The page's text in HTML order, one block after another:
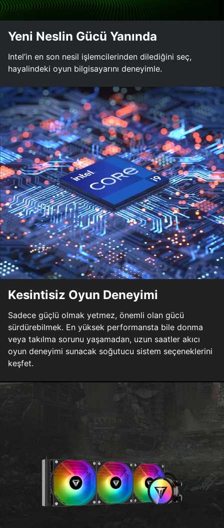
Yeni Neslin Gücü Yanında
Intel’in en son nesil işlemcilerinden dilediğini seç,
hayalindeki oyun bilgisayarını deneyimle.
Kesintisiz Oyun Deneyimi
Sadece güçlü olmak yetmez, önemli olan gücü
sürdürebilmek. En yüksek performansta bile donma
veya takılma sorunu yaşamadan, uzun saatler akıcı
oyun deneyimi sunacak soğutucu sistem seçeneklerini
keşfet.